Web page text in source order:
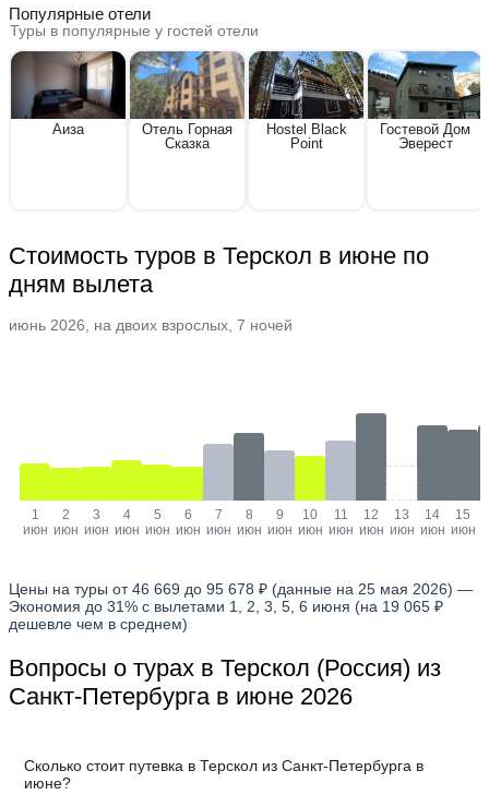
Популярные отели
Туры в популярные у гостей отели
Аиза
Отель Горная
Сказка
Hostel Black
Point
Гостевой Дом
Эверест
Стоимость туров в Терскол в июне по
дням вылета
июнь 2026, на двоих взрослых, 7 ночей
1
июн
2
июн
3
июн
4
июн
5
июн
6
июн
7
июн
8
июн
9
июн
10
июн
11
июн
12
июн
13
июн
14
июн
15
июн
Цены на туры от 46 669 до 95 678 ₽ (данные на 25 мая 2026) —
Экономия до 31% с вылетами 1, 2, 3, 5, 6 июня (на 19 065 ₽
дешевле чем в среднем)
Вопросы о турах в Терскол (Россия) из
Санкт-Петербурга в июне 2026
Сколько стоит путевка в Терскол из Санкт-Петербурга в
июне?